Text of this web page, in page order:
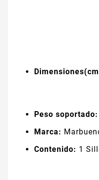
Peso soportado:
Marca:
Contenido: 1